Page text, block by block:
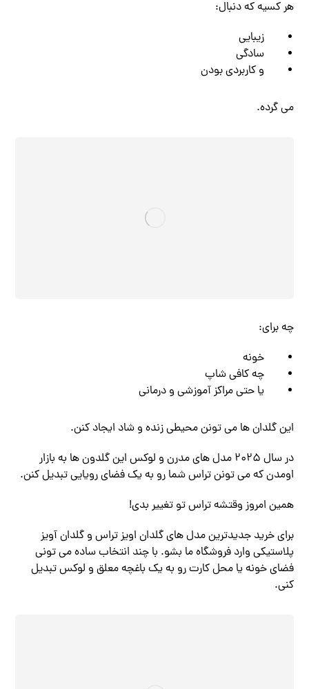
هر کسیه که دنبال:
زیبایی
سادگی
و کاربردی بودن
می ‌گرده.
چه برای:
خونه
چه کافی‌ شاپ
یا حتی مراکز آموزشی و درمانی
این گلدان ‌ها می‌ تونن محیطی زنده و شاد ایجاد کنن.
در سال 2025 مدل ‌های مدرن و لوکس این گلدون ‌ها به بازار
اومدن که می ‌تونن تراس شما رو به یک فضای رویایی تبدیل کنن.
همین امروز وقتشه تراس ‌تو تغییر بدی!
برای خرید جدیدترین مدل‌ های گلدان اویز تراس و گلدان آویز
پلاستیکی وارد فروشگاه ما بشو. با چند انتخاب ساده می‌ تونی
فضای خونه یا محل کارت رو به یک باغچه معلق و لوکس تبدیل
کنی.